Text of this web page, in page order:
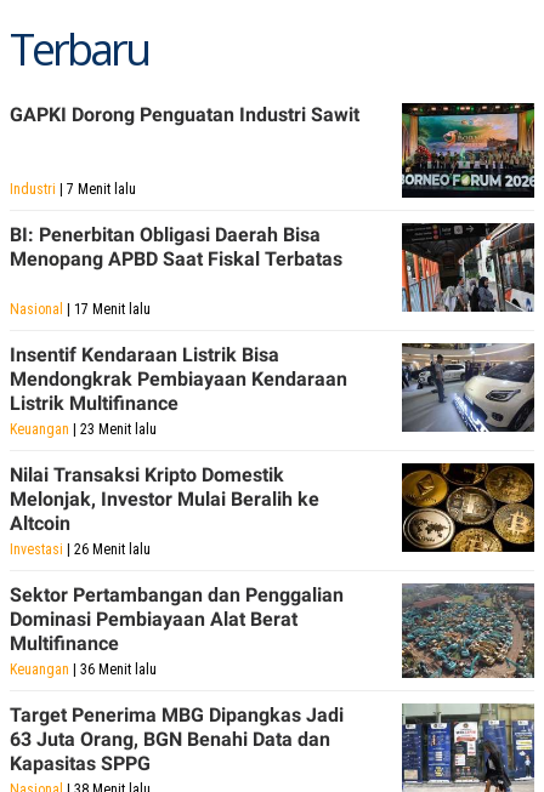
M
Y
E
.
L
G
A
N
A
E
A
K
K
E
A
E
T
N
E
P
P
E
R
A
D
E
R
T
I
S
N
G
K
G
M
D
I
A
.
Terbaru
GAPKI Dorong Penguatan Industri Sawit
Industri | 7 Menit lalu
BI: Penerbitan Obligasi Daerah Bisa
Menopang APBD Saat Fiskal Terbatas
Nasional | 17 Menit lalu
Insentif Kendaraan Listrik Bisa
Mendongkrak Pembiayaan Kendaraan
Listrik Multifinance
Keuangan | 23 Menit lalu
Nilai Transaksi Kripto Domestik
Melonjak, Investor Mulai Beralih ke
Altcoin
Investasi | 26 Menit lalu
Sektor Pertambangan dan Penggalian
Dominasi Pembiayaan Alat Berat
Multifinance
Keuangan | 36 Menit lalu
Target Penerima MBG Dipangkas Jadi
63 Juta Orang, BGN Benahi Data dan
Kapasitas SPPG